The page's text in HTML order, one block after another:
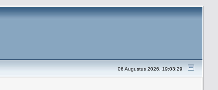
06 Augustus 2026, 19:03:29